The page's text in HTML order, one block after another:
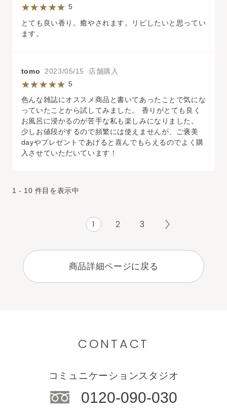
5
とても良い香り。癒やされます。リピしたいと思ってい
ます。
tomo 2023/05/15 店舗購入
5
色んな雑誌にオススメ商品と書いてあったことで気にな
っていたことから試してみました。 香りがとても良く
お風呂に浸かるのが苦手な私も楽しみになりました。
少しお値段がするので頻繁には使えませんが、ご褒美
dayやプレゼントであげると喜んでもらえるのでよく購
入させていただいています！
1 - 10 件目を表示中
1 2 3
商品詳細ページに戻る
CONTACT
コミュニケーションスタジオ
0120-090-030